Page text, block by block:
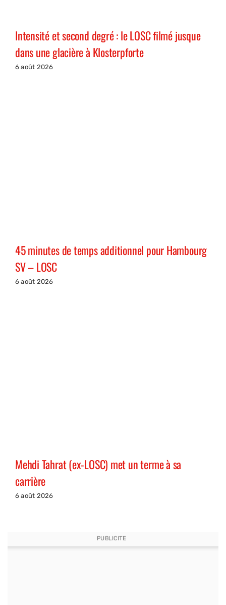
Intensité et second degré : le LOSC filmé jusque
dans une glacière à Klosterpforte
6 août 2026
45 minutes de temps additionnel pour Hambourg
SV – LOSC
6 août 2026
Mehdi Tahrat (ex-LOSC) met un terme à sa
carrière
6 août 2026
PUBLICITE